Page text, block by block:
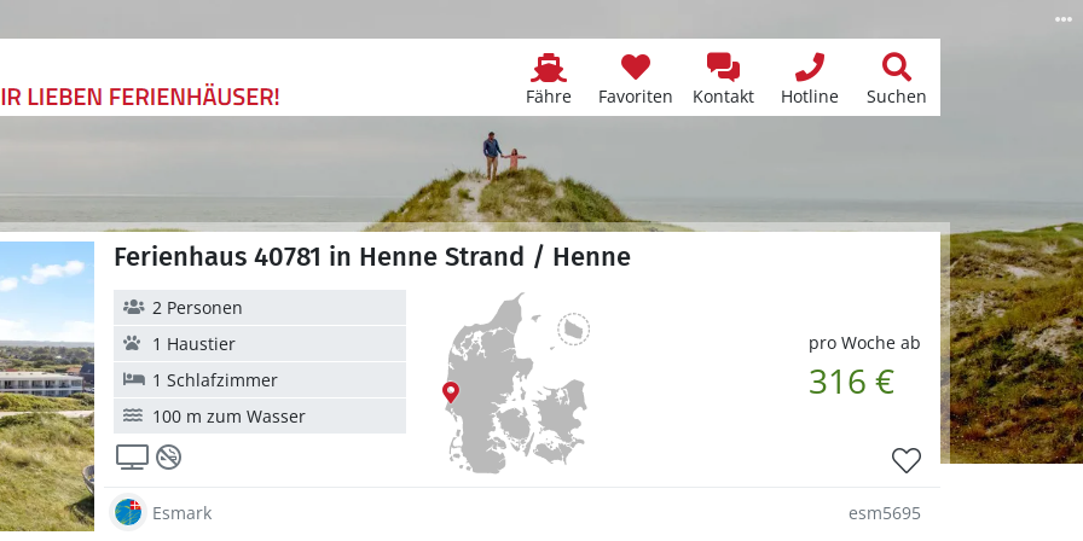
Fähre Favoriten Kontakt Hotline Suchen
Ferienhaus 40781 in Henne Strand / Henne
pro Woche ab
316 €
2 Personen
1 Haustier
1 Schlafzimmer
100 m zum Wasser
Esmark esm5695